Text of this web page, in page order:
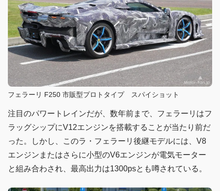
フェラーリ F250 市販型プロトタイプ スパイショット
注目のパワートレインだが、数年前まで、フェラーリはフ
ラッグシップにV12エンジンを搭載することが当たり前だ
った。しかし、このラ・フェラーリ後継モデルには、V8
エンジンまたはさらに小型のV6エンジンが電気モーター
と組み合わされ、最高出力は1300psとも噂されている。